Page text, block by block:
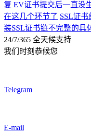
复 EV证书提交后一直没
在这几个环节了 SSL证书
装SSL证书链不完整的具
24/7/365 全天候支持
我们时刻恭候您
Telegram
E-mail